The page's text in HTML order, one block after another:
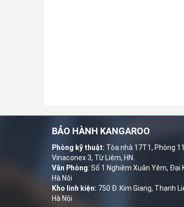
BẢO HÀNH KANGAROO
Phòng kỹ thuật: Tòa nhà 17T1, Phòng
Vinaconex 3, Từ Liêm, HN.
Văn Phòng: Số 1 Nghiêm Xuân Yêm, Đại
Hà Nội
Kho linh kiện: 750 Đ. Kim Giang, Thanh
Hà Nội